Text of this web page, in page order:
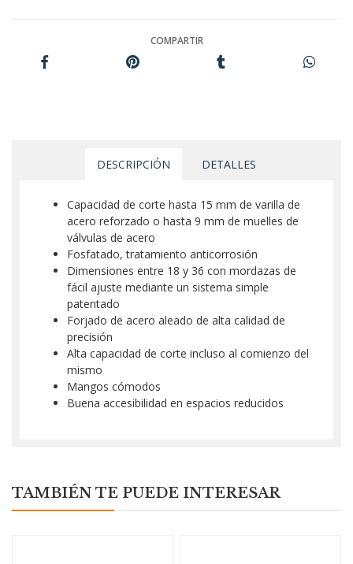
COMPARTIR
DESCRIPCIÓN DETALLES
Capacidad de corte hasta 15 mm de varilla de
acero reforzado o hasta 9 mm de muelles de
válvulas de acero
Fosfatado, tratamiento anticorrosión
Dimensiones entre 18 y 36 con mordazas de
fácil ajuste mediante un sistema simple
patentado
Forjado de acero aleado de alta calidad de
precisión
Alta capacidad de corte incluso al comienzo del
mismo
Mangos cómodos
Buena accesibilidad en espacios reducidos
TAMBIÉN TE PUEDE INTERESAR